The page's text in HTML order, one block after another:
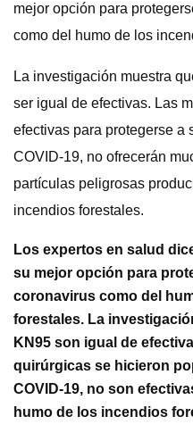
mejor opción para
como del humo de los
La investigación muestra
ser igual de efectivas. Las
efectivas para protegerse a
COVID-19, no ofrecerán
partículas peligrosas
incendios forestales.
Los expertos en salud
su mejor opción para
coronavirus como del
forestales. La
KN95 son igual de
quirúrgicas se hicieron
COVID-19, no son
humo de los incendios